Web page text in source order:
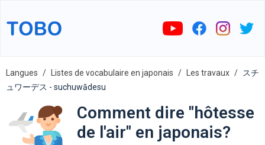
Langues Listes de vocabulaire en japonais Les travaux
スチ
ュワーデス - suchuwādesu
Comment dire "hôtesse
de l'air" en japonais?